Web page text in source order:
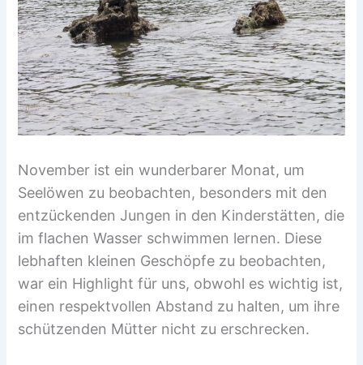
November ist ein wunderbarer Monat, um
Seelöwen zu beobachten, besonders mit den
entzückenden Jungen in den Kinderstätten, die
im flachen Wasser schwimmen lernen. Diese
lebhaften kleinen Geschöpfe zu beobachten,
war ein Highlight für uns, obwohl es wichtig ist,
einen respektvollen Abstand zu halten, um ihre
schützenden Mütter nicht zu erschrecken.